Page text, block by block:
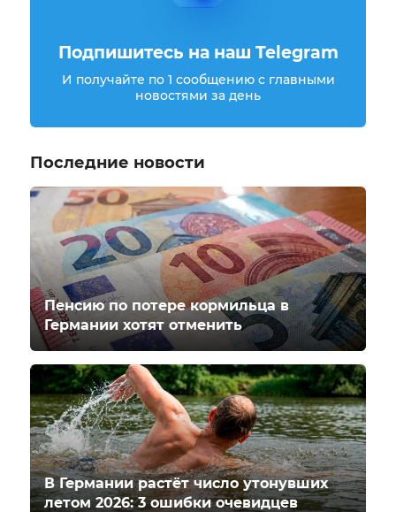
Подпишитесь на наш Telegram
И получайте по 1 сообщению с главными
новостями за день
Последние новости
Пенсию по потере кормильца в
Германии хотят отменить
В Германии растёт число утонувших
летом 2026: 3 ошибки очевидцев